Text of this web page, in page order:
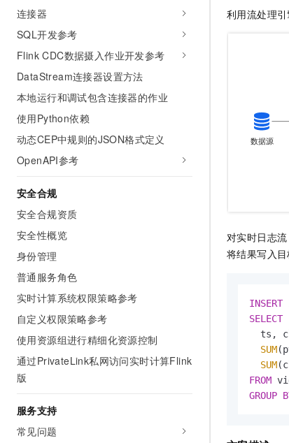
连接器
SQL开发参考
Flink CDC数据摄入作业开发参考
DataStream连接器设置方法
本地运行和调试包含连接器的作业
使用Python依赖
动态CEP中规则的JSON格式定义
OpenAPI参考
安全合规
安全合规资质
安全性概览
身份管理
普通服务角色
实时计算系统权限策略参考
自定义权限策略参考
使用资源组进行精细化资源控制
通过PrivateLink私网访问实时计算Flink
版
服务支持
常见问题
利用流处理
对实时日志
将结果写入目
INSERT
SELECT
ts,
SUM
SUM
FROM
GROUP